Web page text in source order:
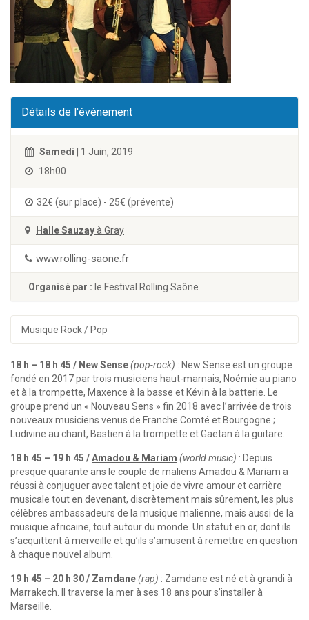
Détails de l'événement
Samedi | 1 Juin, 2019
18h00
32€ (sur place) - 25€ (prévente)
Halle Sauzayà Gray
www.rolling-saone.fr
Organisé par : le Festival Rolling Saône
Musique Rock / Pop
18 h – 18 h 45 / New Sense(pop-rock) : New Sense est un groupe
fondé en 2017 par trois musiciens haut-marnais, Noémie au piano
et à la trompette, Maxence à la basse et Kévin à la batterie. Le
groupe prend un « Nouveau Sens » fin 2018 avec l’arrivée de trois
nouveaux musiciens venus de Franche Comté et Bourgogne ;
Ludivine au chant, Bastien à la trompette et Gaëtan à la guitare.
18 h 45 – 19 h 45 /Amadou & Mariam (world music) : Depuis
presque quarante ans le couple de maliens Amadou & Mariam a
réussi à conjuguer avec talent et joie de vivre amour et carrière
musicale tout en devenant, discrètement mais sûrement, les plus
célèbres ambassadeurs de la musique malienne, mais aussi de la
musique africaine, tout autour du monde. Un statut en or, dont ils
s’acquittent à merveille et qu’ils s’amusent à remettre en question
à chaque nouvel album.
19 h 45 – 20 h 30 / Zamdane(rap) : Zamdane est né et à grandi à
Marrakech. Il traverse la mer à ses 18 ans pour s’installer à
Marseille.